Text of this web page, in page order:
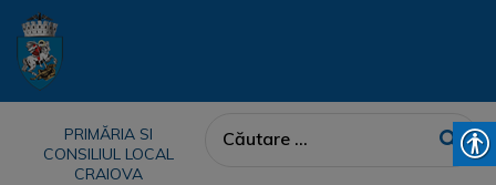
PRIMĂRIA SI
CONSILIUL LOCAL
CRAIOVA